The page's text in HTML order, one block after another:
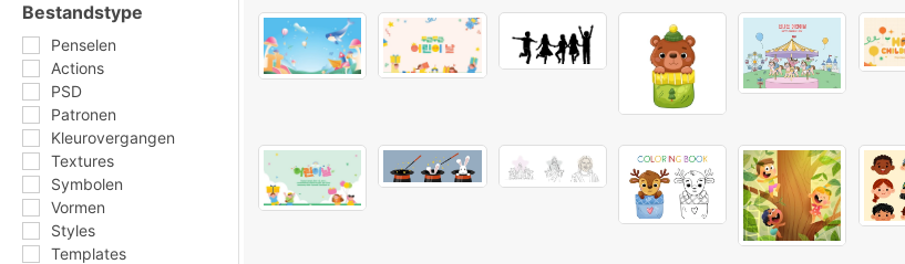
Bestandstype
Penselen
Actions
PSD
Patronen
Kleurovergangen
Textures
Symbolen
Vormen
Styles
Templates